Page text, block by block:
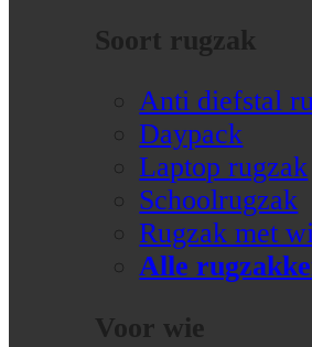
Soort rugzak
Anti diefstal
Daypack
Laptop rugzak
Schoolrugzak
Rugzak met
Alle
Voor wie